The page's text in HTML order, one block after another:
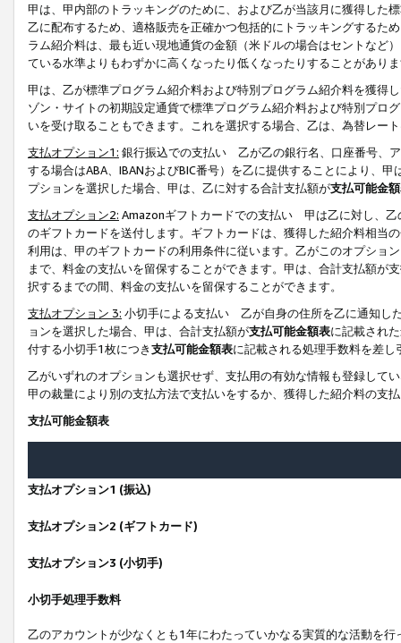
甲は、甲内部のトラッキングのために、および乙が当該月に獲得した
乙に配布するため、適格販売を正確かつ包括的にトラッキングするた
ラム紹介料は、最も近い現地通貨の金額（米ドルの場合はセントなど
ている水準よりもわずかに高くなったり低くなったりすることがあり
甲は、乙が標準プログラム紹介料および特別プログラム紹介料を獲得
ゾン・サイトの初期設定通貨で標準プログラム紹介料および特別プロ
いを受け取ることもできます。これを選択する場合、乙は、為替レー
支払オプション1: 銀行振込での支払い 乙が乙の銀行名、口座番号、
する場合はABA、IBANおよびBIC番号）を乙に提供することにより、
プションを選択した場合、甲は、乙に対する合計支払額が支払可能金
支払オプション2: Amazonギフトカードでの支払い 甲は乙に対し、乙
のギフトカードを送付します。ギフトカードは、獲得した紹介料相当
利用は、甲のギフトカードの利用条件に従います。乙がこのオプショ
まで、料金の支払いを留保することができます。甲は、合計支払額が
択するまでの間、料金の支払いを留保することができます。
支払オプション 3: 小切手による支払い 乙が自身の住所を乙に通知し
ョンを選択した場合、甲は、合計支払額が支払可能金額表に記載され
付する小切手1枚につき支払可能金額表に記載される処理手数料を差し
乙がいずれのオプションも選択せず、支払用の有効な情報も登録して
甲の裁量により別の支払方法で支払いをするか、獲得した紹介料の支
支払可能金額表
支払オプション1 (振込)
支払オプション2 (ギフトカード)
支払オプション3 (小切手)
小切手処理手数料
乙のアカウントが少なくとも1年にわたっていかなる実質的な活動を